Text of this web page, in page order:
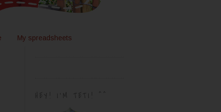
My spreadsheets